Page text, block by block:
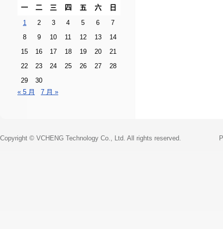
一 二 三 四 五 六 日
1 2 3 4 5 6
7
8
9 10 11 12 13
14
15
16 17 18 19 20
21
22
23 24 25 26 27
28
29
30
« 5 月
7 月 »
Copyright © VCHENG Technology Co., Ltd. All rights